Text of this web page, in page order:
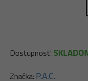
Dostupnosť:
Značka: P.A.C.